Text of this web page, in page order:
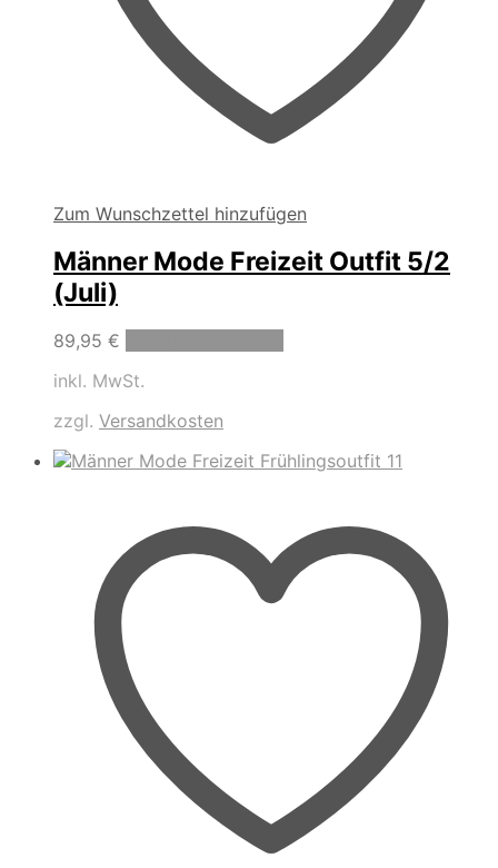
Zum Wunschzettel hinzufügen
Männer Mode Freizeit Outfit 5/2
(Juli)
89,95 €
inkl. MwSt.
zzgl. Versandkosten